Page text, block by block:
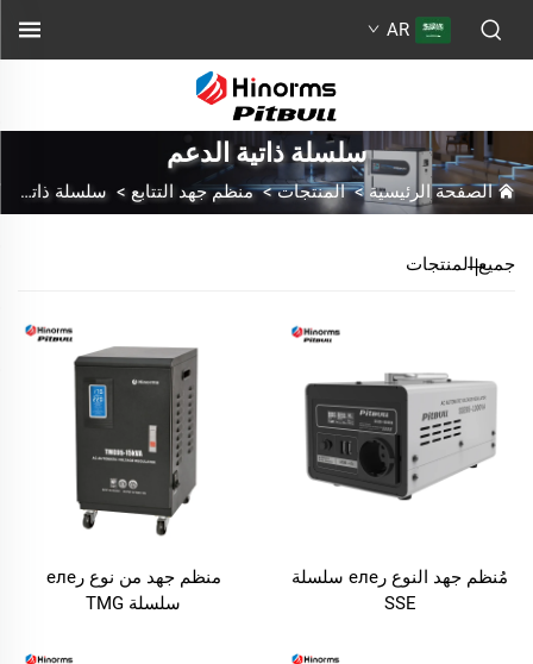
AR
سلسلة ذاتية الدعم
الصفحة الرئيسية >المنتجات>منظم جهد التتابع > سلسلة ذاتية الدعم
جميع المنتجات
مُنظم جهد النوع رеле سلسلة
SSE
منظم جهد من نوع رеле
سلسلة TMG